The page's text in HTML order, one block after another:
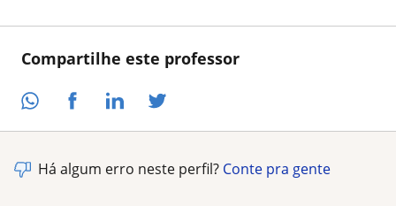
Compartilhe este professor
Há algum erro neste perfil? Conte pra gente